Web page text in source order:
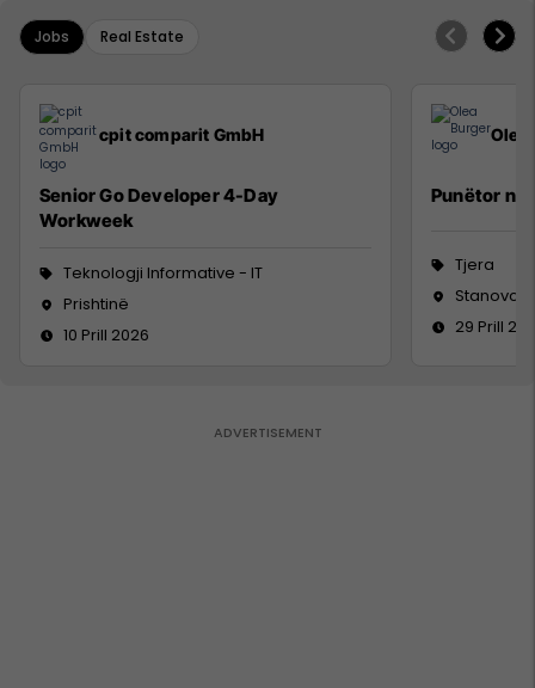
Jobs Real Estate
cpit comparit GmbH
Senior Go Developer 4-Day
Workweek
Teknologji Informative - IT
Prishtinë
10 Prill 2026
Olea
Punëtor në
Tjera
Stanovc,
29 Prill